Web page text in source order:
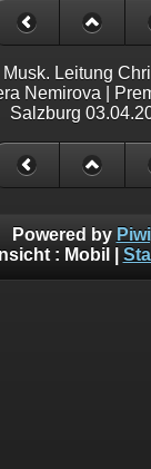
Musk. Leitung
Nemirova |
Salzburg
Powered by
: Mobil